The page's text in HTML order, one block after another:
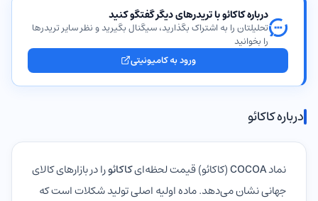
درباره کاکائو با تریدرهای دیگر گفتگو کنید
تحلیلتان را به اشتراک بگذارید، سیگنال بگیرید و نظر سایر تریدرها
را بخوانید
ورود به کامیونیتی
درباره کاکائو
نمادCOCOA(کاکائو) قیمت لحظه‌ایکاکائورا در بازارهای کالای
جهانی نشان می‌دهد. ماده اولیه اصلی تولید شکلات است که